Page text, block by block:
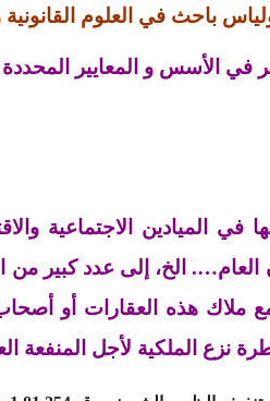
باحث في العلوم القانونية و
في الأسس و المعايير
في الميادين الاجتماعية
العام…. الخ، إلى عدد كبير
ملاك هذه العقارات أو
نزع الملكية لأجل